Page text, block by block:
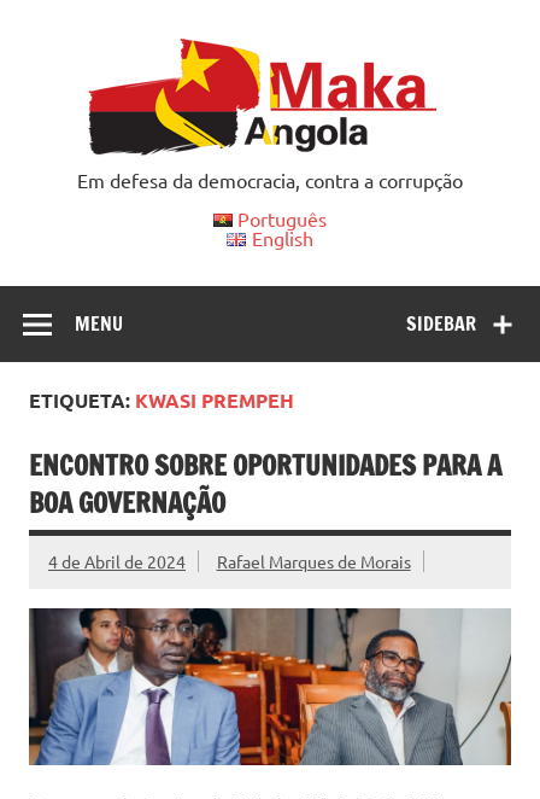
Em defesa da democracia, contra a corrupção
Português
English
SIDEBAR
MENU
ETIQUETA: KWASI PREMPEH
ENCONTRO SOBRE OPORTUNIDADES PARA A
BOA GOVERNAÇÃO
4 de Abril de 2024 Rafael Marques de Morais